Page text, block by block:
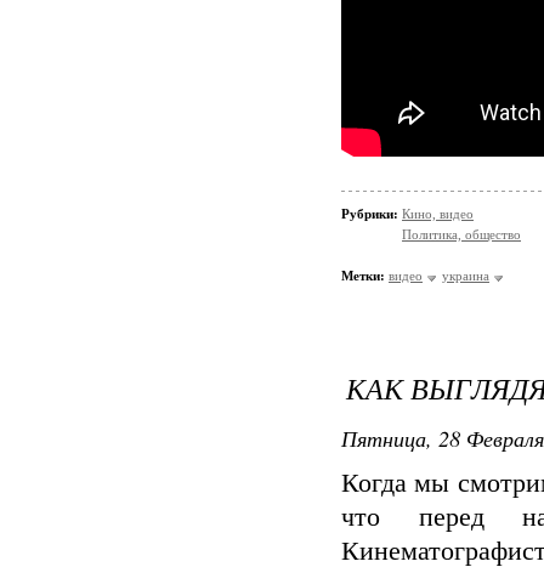
Рубрики: Кино, видео
Политика, общество
Метки: видео украина
КАК
Пятница, 28
Когда мы
что перед